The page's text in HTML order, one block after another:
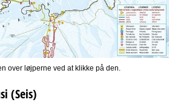
over løjperne ved at klikke på den.
(Seis)